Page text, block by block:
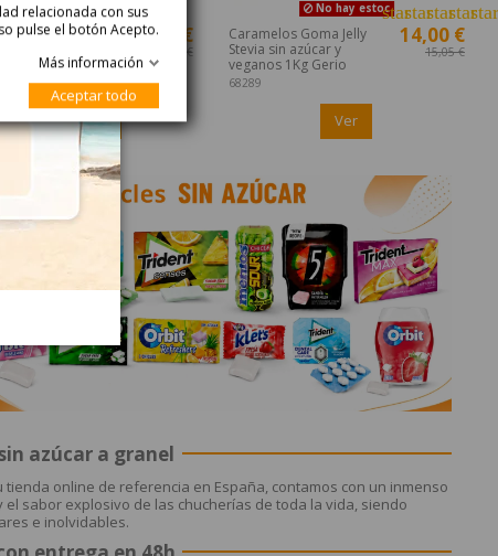
Sweet Mix
7,44 €
8,00 €
Añadir
No hay estoc
Caramelos Goma Jelly
Stevia sin azúcar y
veganos 1Kg Gerio
68289
14,00 €
15,05 €
starstarstarstar
Ver
azúcar a granel
online de referencia en España, contamos con un inmenso
sabor explosivo de las chucherías de toda la vida, siendo
e inolvidables.
relacionada con sus
pulse el botón Acepto.
Más información
Aceptar todo